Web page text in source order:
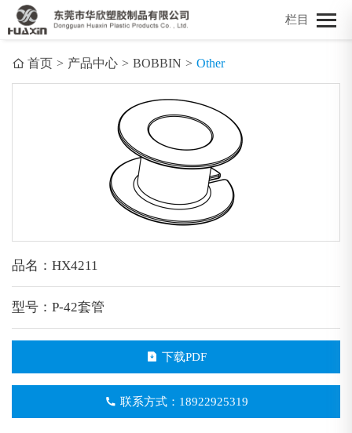
栏目
首页 > 产品中心 > BOBBIN > Other
品名：HX4211
型号：P-42套管
下载PDF
联系方式：18922925319